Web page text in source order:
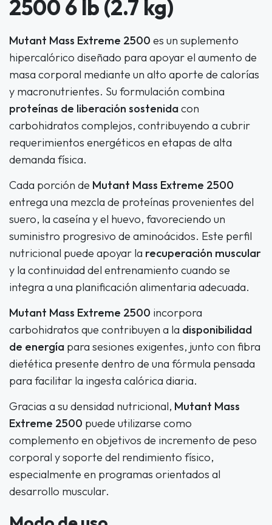
2500 6 lb (2.7 kg)
Mutant Mass Extreme 2500 es un suplemento
hipercalórico diseñado para apoyar el aumento de
masa corporal mediante un alto aporte de calorías
y macronutrientes. Su formulación combina
proteínas de liberación sostenidacon
carbohidratos complejos, contribuyendo a cubrir
requerimientos energéticos en etapas de alta
demanda física.
Cada porción de Mutant Mass Extreme 2500
entrega una mezcla de proteínas provenientes del
suero, la caseína y el huevo, favoreciendo un
suministro progresivo de aminoácidos. Este perfil
nutricional puede apoyar la recuperación muscular
y la continuidad del entrenamiento cuando se
integra a una planificación alimentaria adecuada.
Mutant Mass Extreme 2500 incorpora
carbohidratos que contribuyen a la disponibilidad
de energía para sesiones exigentes, junto con fibra
dietética presente dentro de una fórmula pensada
para facilitar la ingesta calórica diaria.
Gracias a su densidad nutricional, Mutant Mass
Extreme 2500 puede utilizarse como
complemento en objetivos de incremento de peso
corporal y soporte del rendimiento físico,
especialmente en programas orientados al
desarrollo muscular.